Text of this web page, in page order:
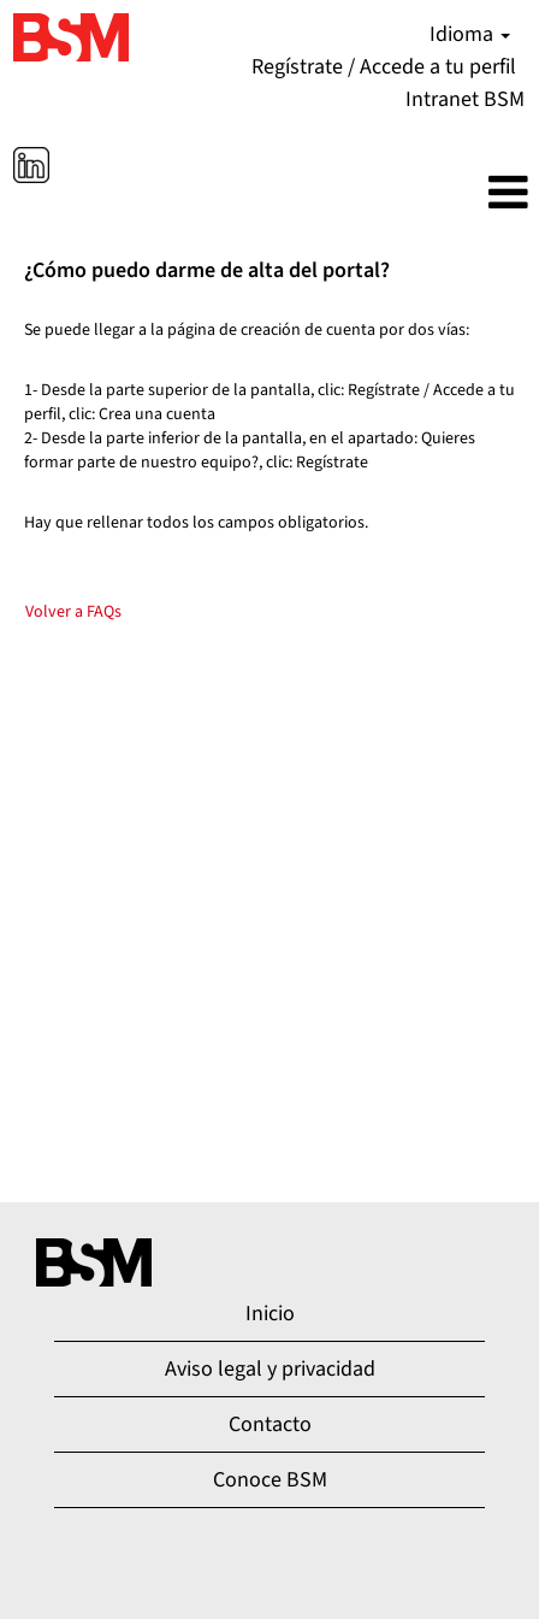
Idioma
Regístrate / Accede a tu perfil
Intranet BSM
¿Cómo puedo darme de alta del portal?
Se puede llegar a la página de creación de cuenta por dos vías:
1- Desde la parte superior de la pantalla, clic: Regístrate / Accede a tu
perfil, clic: Crea una cuenta
2- Desde la parte inferior de la pantalla, en el apartado: Quieres
formar parte de nuestro equipo?, clic: Regístrate
Hay que rellenar todos los campos obligatorios.
Volver a FAQs
Inicio
Aviso legal y privacidad
Contacto
Conoce BSM